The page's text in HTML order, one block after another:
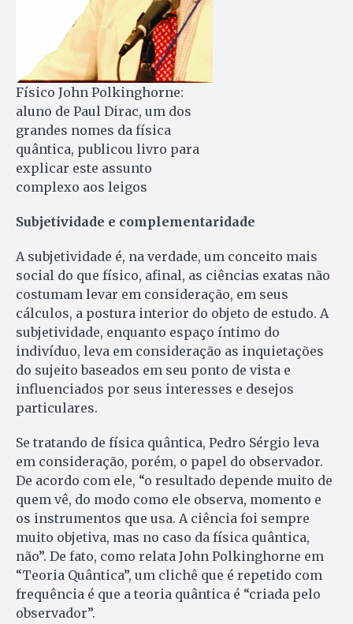
Físico John Polkinghorne:
aluno de Paul Dirac, um dos
grandes nomes da física
quântica, publicou livro para
explicar este assunto
complexo aos leigos
Subjetividade e complementaridade
A subjetividade é, na verdade, um conceito mais
social do que físico, afinal, as ciências exatas não
costumam levar em consideração, em seus
cálculos, a postura interior do objeto de estudo. A
subjetividade, enquanto espaço íntimo do
indivíduo, leva em consideração as inquietações
do sujeito baseados em seu ponto de vista e
influenciados por seus interesses e desejos
particulares.
Se tratando de física quântica, Pedro Sérgio leva
em consideração, po­rém, o papel do observador.
De a­cordo com ele, “o resultado depende muito de
quem vê, do modo co­mo ele observa, momento e
os instrumentos que usa. A ciência foi sem­pre
muito objetiva, mas no caso da física quântica,
não”. De fato, co­mo relata John Polkinghorne em
“Te­oria Quântica”, um clichê que é re­petido com
frequência é que a teoria quântica é “criada pelo
observador”.